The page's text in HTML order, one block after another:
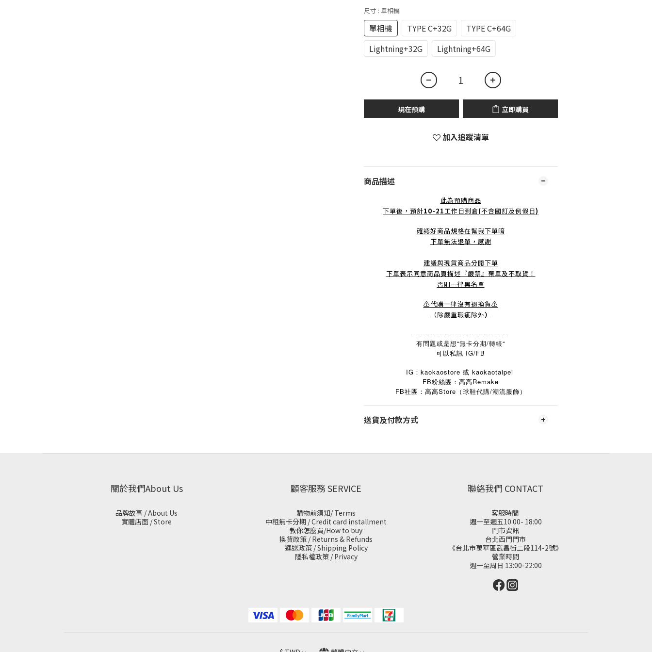
尺寸 : 單相機
單相機 TYPE C+32G
TYPE C+64G
Lightning+32G
Lightning+64G
現在預購 立即購買
加入追蹤清單
商品描述
此為預購商品
下單後，預計10-21工作日到倉(不含國訂及例假日)
確認好商品規格在幫我下單唷
下單無法退單，感謝
建議與現貨商品分開下單
下單表示同意商品頁描述『嚴禁』棄單及不取貨！
否則一律黑名單
⚠️代購一律沒有退換貨⚠️
（除嚴重瑕疵除外）
---------------------------------------
有問題或是想“無卡分期/轉帳“
可以私訊 IG/FB
IG：kaokaostore 或 kaokaotaipei
FB粉絲團：高高Remake
FB社團：高高Store （球鞋代購/潮流服飾）
送貨及付款方式
關於我們About Us
品牌故事 / About Us
實體店面 / Store
顧客服務 SERVICE
購物前須知/ Terms
中租無卡分期 / Credit card installment
教你怎麼買/How to buy
換貨政策 / Returns & Refunds
運送政策 / Shipping Policy
隱私權政策 / Privacy
聯絡我們 CONTACT
客服時間
週一至週五10:00- 18:00
門市資訊
台北西門門市
《台北市萬華區武昌街二段114-2號》
營業時間
週一至周日 13:00-22:00